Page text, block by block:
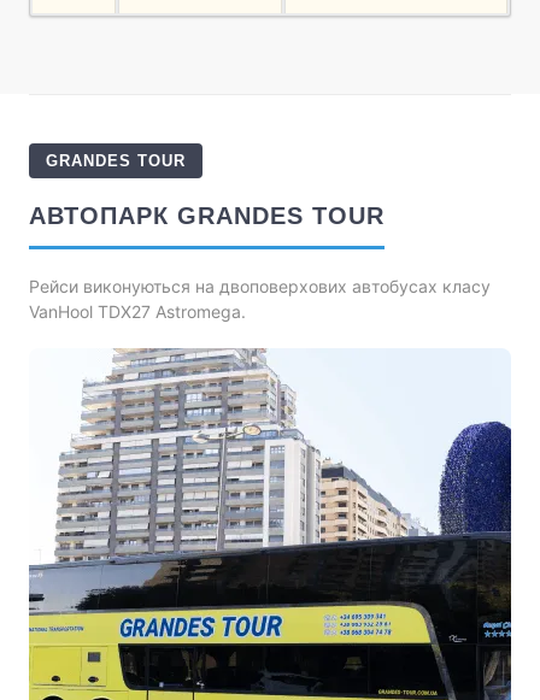
GRANDES TOUR
АВТОПАРК GRANDES TOUR
Рейси виконуються на двоповерхових автобусах класу
VanHool TDX27 Astromega.